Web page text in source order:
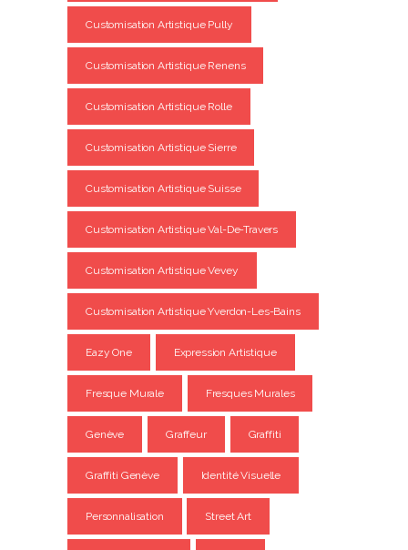
Customisation Artistique Pully
Customisation Artistique Renens
Customisation Artistique Rolle
Customisation Artistique Sierre
Customisation Artistique Suisse
Customisation Artistique Val-De-Travers
Customisation Artistique Vevey
Customisation Artistique Yverdon-Les-Bains
Eazy One Expression Artistique
Fresque Murale Fresques Murales
Genève Graffeur Graffiti
Graffiti Genève Identité Visuelle
Personnalisation Street Art